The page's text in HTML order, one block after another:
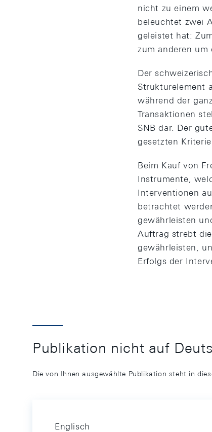
nicht zu einem
beleuchtet zwei
geleistet hat:
zum anderen um
Der
Strukturelement
während der
Transaktionen
SNB dar. Der
gesetzten
Beim Kauf von
Instrumente,
Interventionen
betrachtet
gewährleisten
Auftrag strebt
gewährleisten,
Erfolgs der
Publikation nicht auf
Die von Ihnen ausgewählte Publikation steht in
Englisch